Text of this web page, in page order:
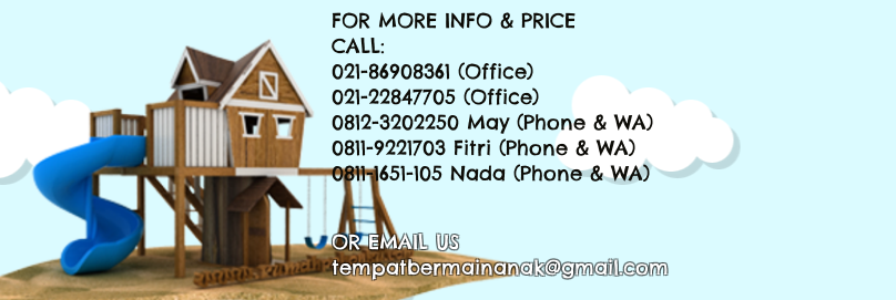
FOR MORE INFO & PRICE
CALL:
021-86908361 (Office)
021-22847705 (Office)
0812-3202250 May (Phone & WA)
0811-9221703 Fitri (Phone & WA)
0811-1651-105 Nada (Phone & WA)
OR EMAIL US
tempatbermainanak@gmail.com